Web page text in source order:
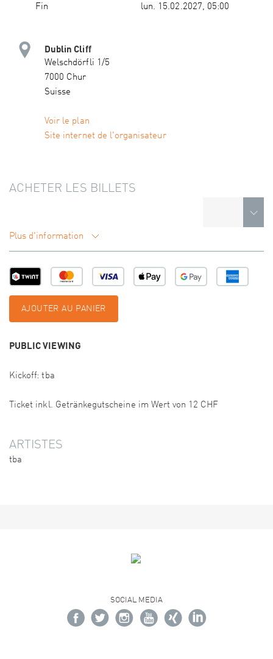
Fin
lun. 15.02.2027, 05:00
Dublin Cliff
Welschdörfli 1/5
7000 Chur
Suisse
Voir le plan
Site internet de l'organisateur
ACHETER LES BILLETS
Plus d'information
AJOUTER AU PANIER
PUBLIC VIEWING
Kickoff: tba
Ticket inkl. Getränkegutscheine im Wert von 12 CHF
ARTISTES
tba
SOCIAL MEDIA